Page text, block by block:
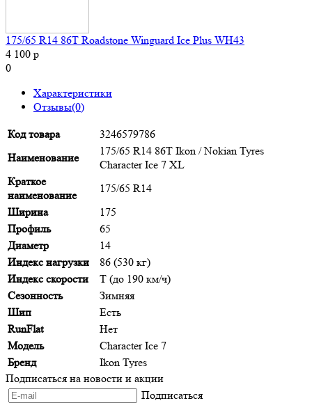
175/65 R14 86T Roadstone Winguard Ice Plus WH43
4 100 р
0
Характеристики
Отзывы(0)
Код товара
3246579786
Наименование
175/65 R14 86T Ikon / Nokian Tyres
Character Ice 7 XL
Краткое
наименование
175/65 R14
Ширина
175
Профиль
65
Диаметр
14
Индекс нагрузки
86 (530 кг)
Индекс скорости
T (до 190 км/ч)
Сезонность
Зимняя
Шип
Есть
RunFlat
Нет
Модель
Character Ice 7
Бренд
Ikon Tyres
Подписаться на новости и акции
Подписаться